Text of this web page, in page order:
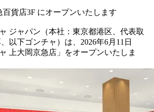
百貨店3F にオープンいたします
ジャパン（本社：東京都港区、代表取
以下ゴンチャ）は、2026年6月11日
上大岡京急店」をオープンいたしま